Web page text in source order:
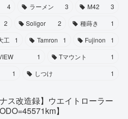
4 ラーメン 3 M42
3
2 Soligor 2 種蒔き
1
工 1 Tamron 1 Fujinon
1
1 Tマウント
1
1 しつけ 1
ナス改造録】ウエイトローラー
】